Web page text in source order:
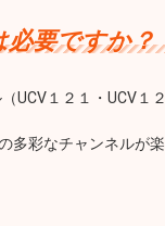
要ですか？
UCV１２１・UCV１２
多彩なチャンネルが楽